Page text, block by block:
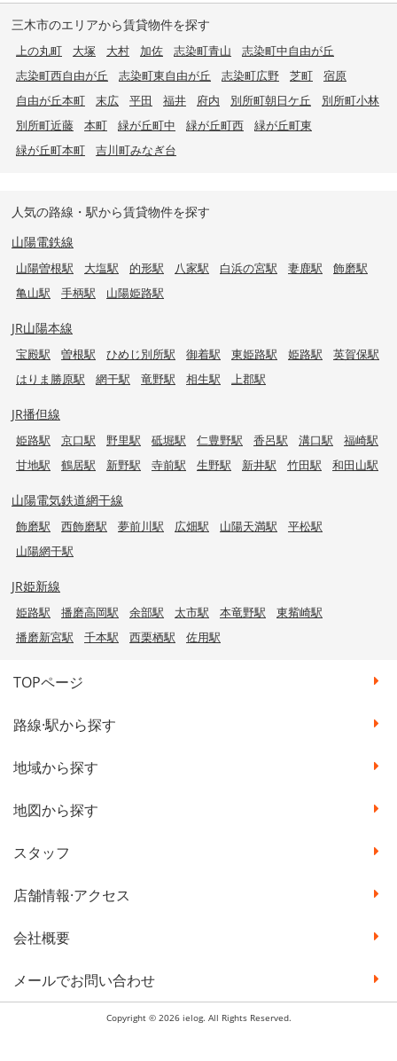
三木市のエリアから賃貸物件を探す
上の丸町 大塚 大村 加佐 志染町青山
志染町中自由が丘
志染町西自由が丘
志染町東自由が丘 志染町広野 芝町
宿原
自由が丘本町
末広 平田 福井 府内 別所町朝日ケ丘
別所町小林
別所町近藤
本町 緑が丘町中 緑が丘町西
緑が丘町東
緑が丘町本町
吉川町みなぎ台
人気の路線・駅から賃貸物件を探す
山陽電鉄線
山陽曽根駅 大塩駅 的形駅 八家駅 白浜の宮駅 妻鹿駅
飾磨駅
亀山駅
手柄駅 山陽姫路駅
JR山陽本線
宝殿駅 曽根駅 ひめじ別所駅 御着駅 東姫路駅 姫路駅
英賀保駅
はりま勝原駅
網干駅 竜野駅 相生駅 上郡駅
JR播但線
姫路駅 京口駅 野里駅 砥堀駅 仁豊野駅 香呂駅 溝口駅
福崎駅
甘地駅
鶴居駅 新野駅 寺前駅 生野駅 新井駅 竹田駅 和田山駅
山陽電気鉄道網干線
飾磨駅 西飾磨駅 夢前川駅 広畑駅 山陽天満駅
平松駅
山陽網干駅
JR姫新線
姫路駅 播磨高岡駅 余部駅 太市駅 本竜野駅
東觜崎駅
播磨新宮駅
千本駅 西栗栖駅 佐用駅
TOPページ
路線·駅から探す
地域から探す
地図から探す
スタッフ
店舗情報·アクセス
会社概要
メールでお問い合わせ
Copyright © 2026 ielog. All Rights Reserved.